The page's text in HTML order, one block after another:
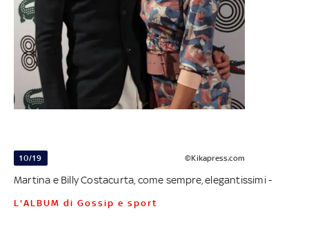
10/19 ©Kikapress.com
Martina e Billy Costacurta, come sempre, elegantissimi -
L'ALBUM di Gossip e sport